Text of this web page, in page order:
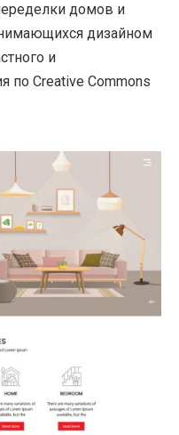
домов и
дизайном
и
по Creative Commons